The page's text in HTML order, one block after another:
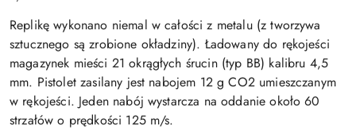
Replikę wykonano niemal w całości z metalu (z tworzywa
sztucznego są zrobione okładziny). Ładowany do rękojeści
magazynek mieści 21 okrągłych śrucin (typ BB) kalibru 4,5
mm. Pistolet zasilany jest nabojem 12 g CO2 umieszczanym
w rękojeści. Jeden nabój wystarcza na oddanieokoło 60
strzałów o prędkości 125 m/s.